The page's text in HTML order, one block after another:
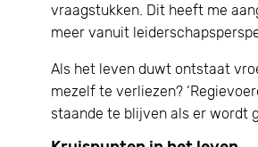
vraagstukken. Dit heeft me
meer vanuit
Als het leven duwt ontstaat
mezelf te verliezen?
staande te blijven als er wordt